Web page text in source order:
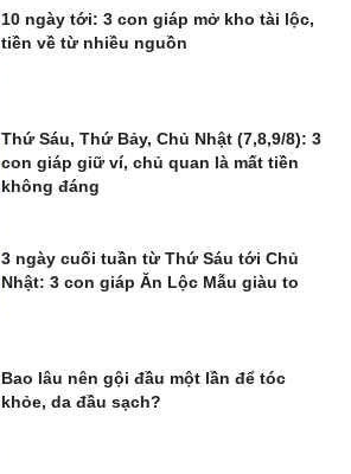
10 ngày tới: 3 con giáp mở kho tài lộc,
tiền về từ nhiều nguồn
Thứ Sáu, Thứ Bảy, Chủ Nhật (7,8,9/8): 3
con giáp giữ ví, chủ quan là mất tiền
không đáng
3 ngày cuối tuần từ Thứ Sáu tới Chủ
Nhật: 3 con giáp Ăn Lộc Mẫu giàu to
Bao lâu nên gội đầu một lần để tóc
khỏe, da đầu sạch?